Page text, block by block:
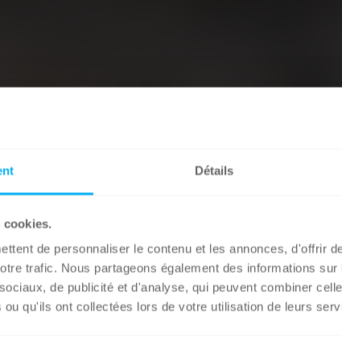
Détails
de personnaliser le contenu et les annonces, d'offrir
trafic. Nous partageons également des informations
de publicité et d'analyse, qui peuvent combiner
ou qu'ils ont collectées lors de votre utilisation de leurs